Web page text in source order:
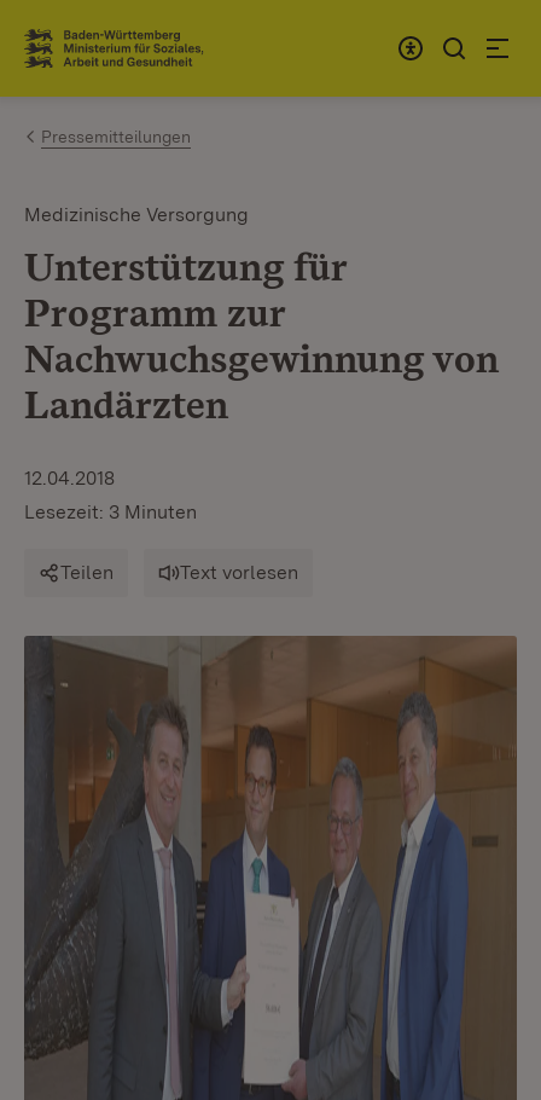
Zum Inhalt springen
Link zur Startseite
Pressemitteilungen
Medizinische Versorgung
Unterstützung für
Programm zur
Nachwuchsgewinnung von
Landärzten
12.04.2018
Lesezeit: 3 Minuten
Teilen Text vorlesen